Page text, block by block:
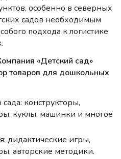
особенно в северных
садов необходимым
подхода к логистике
«Детский сад»
товаров для дошкольных
конструкторы,
куклы, машинки и многое
дидактические игры,
авторские методики.